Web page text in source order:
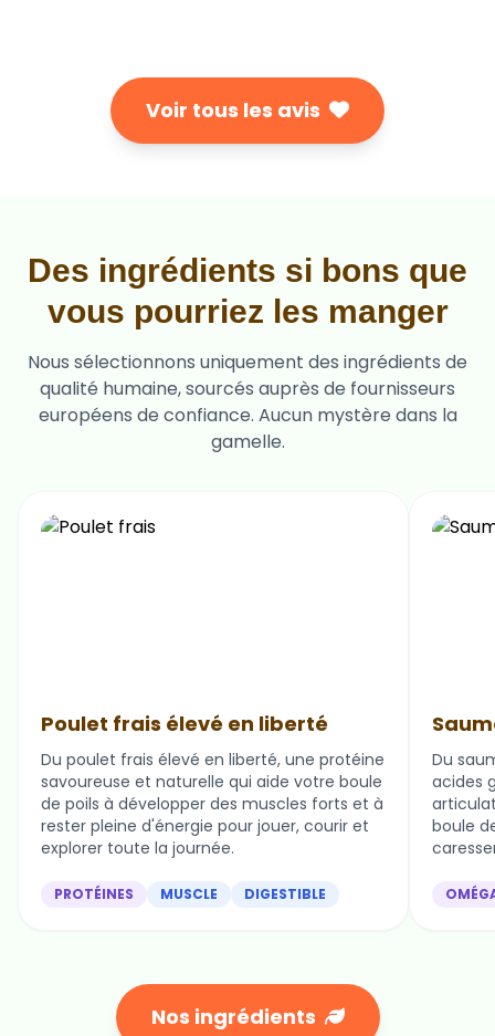
Voir tous les avis
Des ingrédients si bons que
vous pourriez les manger
Nous sélectionnons uniquement des ingrédients de
qualité humaine, sourcés auprès de fournisseurs
européens de confiance. Aucun mystère dans la
gamelle.
Poulet frais élevé en liberté
Du poulet frais élevé en liberté, une protéine
savoureuse et naturelle qui aide votre boule
de poils à développer des muscles forts et à
rester pleine d'énergie pour jouer, courir et
explorer toute la journée.
PROTÉINES MUSCLE DIGESTIBLE
Du
acides
boule
Nos ingrédients